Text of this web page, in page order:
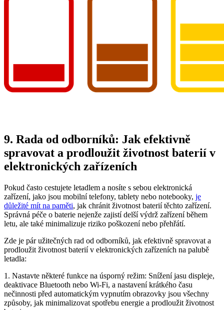
9. Rada od odborníků: Jak efektivně
spravovat a prodloužit životnost baterií v
elektronických zařízeních
Pokud často cestujete letadlem a nosíte s sebou elektronická
zařízení, jako jsou mobilní telefony, tablety nebo notebooky, je
důležité mít na paměti, jak chránit životnost baterií těchto zařízení.
Správná péče o baterie nejenže zajistí delší výdrž zařízení během
letu, ale také minimalizuje riziko poškození nebo přehřátí.
Zde je pár užitečných rad od odborníků, jak efektivně spravovat a
prodloužit životnost baterií v elektronických zařízeních na palubě
letadla:
1. Nastavte některé funkce na úsporný režim: Snížení jasu displeje,
deaktivace Bluetooth nebo Wi-Fi, a nastavení krátkého času
nečinnosti před automatickým vypnutím obrazovky jsou všechny
způsoby, jak minimalizovat spotřebu energie a prodloužit životnost